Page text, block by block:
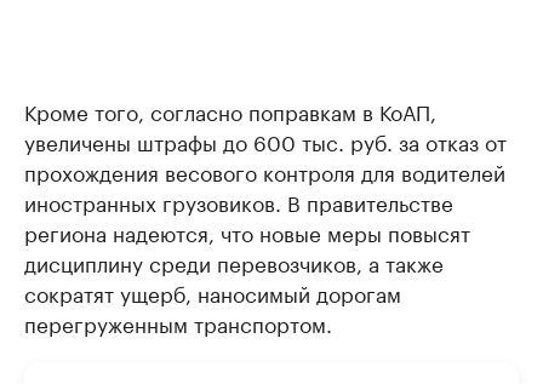
Кроме того, согласно поправкам в КоАП,
увеличены штрафы до 600 тыс. руб. за отказ от
прохождения весового контроля для водителей
иностранных грузовиков. В правительстве
региона надеются, что новые меры повысят
дисциплину среди перевозчиков, а также
сократят ущерб, наносимый дорогам
перегруженным транспортом.